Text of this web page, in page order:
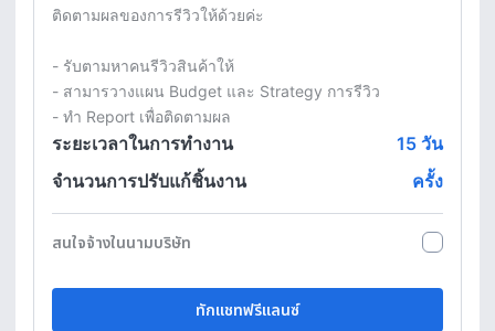
ติดตามผลของการรีวิวให้ด้วยค่ะ
- รับตามหาคนรีวิวสินค้าให้
- สามารวางแผน Budget และ Strategy การรีวิว
- ทำ Report เพื่อติดตามผล
ระยะเวลาในการทำงาน 15 วัน
จำนวนการปรับแก้ชิ้นงาน
ครั้ง
สนใจจ้างในนามบริษัท
ทักแชทฟรีแลนซ์